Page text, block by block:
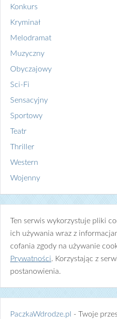
Konkurs
Kryminał
Melodramat
Muzyczny
Obyczajowy
Sci-Fi
Sensacyjny
Sportowy
Teatr
Thriller
Western
Wojenny
Ten serwis wykorzystuje pliki
ich używania wraz z
cofania zgody na używanie
Prywatności. Korzystając z
postanowienia.
PaczkaWdrodze.pl
- Twoje